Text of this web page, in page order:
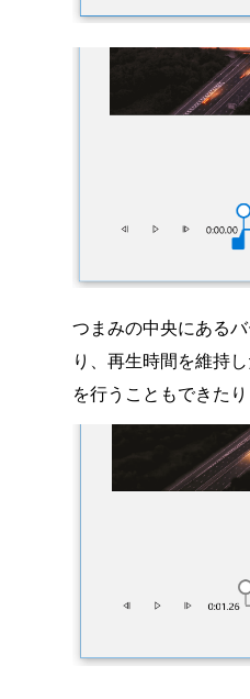
つまみの中央にある
り、再生時間を維持
を行うこともできたり